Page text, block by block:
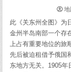
地
此《关东州全图》为
金州半岛南部一个存
上占有重要地位的旅
先后被迫租借予俄国
东地方无关。1905年